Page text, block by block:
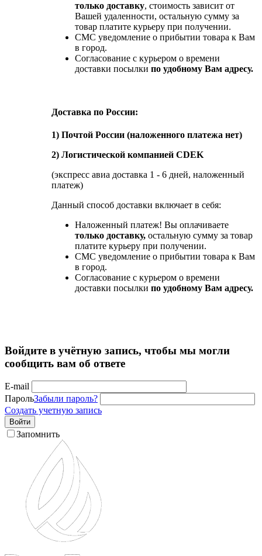
только доставку, стоимость зависит от
Вашей удаленности, остальную сумму за
товар платите курьеру при получении.
СМС уведомление о прибытии товара к Вам
в город.
Согласование с курьером о времени
доставки посылки по удобному Вам адресу.
Доставка по России:
1) Почтой России (наложенного платежа нет)
2) Логистической компанией CDEK
(экспресс авиа доставка 1 - 6 дней, наложенный
платеж)
Данный способ доставки включает в себя:
Наложенный платеж! Вы оплачиваете
только доставку, остальную сумму за товар
платите курьеру при получении.
СМС уведомление о прибытии товара к Вам
в город.
Согласование с курьером о времени
доставки посылки по удобному Вам адресу.
Войдите в учётную запись, чтобы мы могли
сообщить вам об ответе
E-mail
ПарольЗабыли пароль?
Создать учетную запись
Войти
Запомнить